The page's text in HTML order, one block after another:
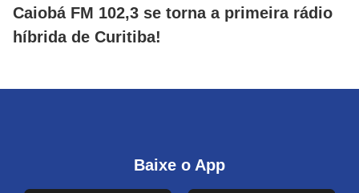
Caiobá FM 102,3 se torna a primeira rádio
híbrida de Curitiba!
Baixe o App